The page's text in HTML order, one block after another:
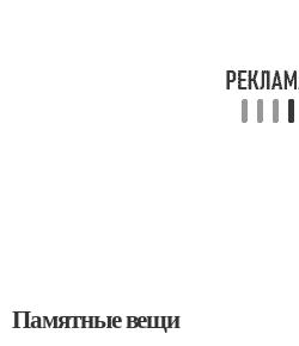
Памятные вещи